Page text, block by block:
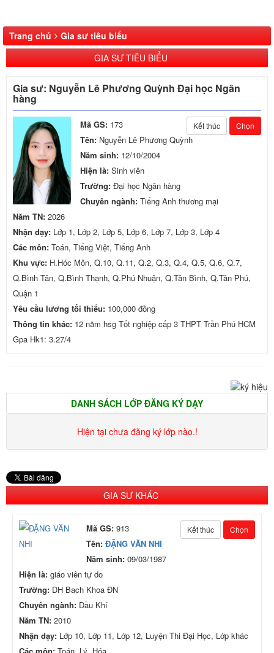
Trang chủ
Gia sư tiêu biểu
GIA SƯ TIÊU BIỂU
Gia sư: Nguyễn Lê Phương Quỳnh Đại học Ngân
hàng
Kết thúc Chọn
Mã GS: 173
Tên: Nguyễn Lê Phương Quỳnh
Năm sinh: 12/10/2004
Hiện là: Sinh viên
Trường: Đại học Ngân hàng
Chuyên ngành: Tiếng Anh thương mại
Năm TN: 2026
Nhận dạy: Lớp 1, Lớp 2, Lớp 5, Lớp 6, Lớp 7, Lớp 3, Lớp 4
Các môn: Toán, Tiếng Việt, Tiếng Anh
Khu vực: H.Hóc Môn, Q.10, Q.11, Q.2, Q.3, Q.4, Q.5, Q.6, Q.7,
Q.Bình Tân, Q.Bình Thạnh, Q.Phú Nhuận, Q.Tân Bình, Q.Tân Phú,
Quận 1
Yêu cầu lương tối thiểu: 100,000 đồng
Thông tin khác: 12 năm hsg Tốt nghiệp cấp 3 THPT Trần Phú HCM
Gpa Hk1: 3.27/4
DANH SÁCH LỚP ĐĂNG KÝ DẠY
Hiện tại chưa đăng ký lớp nào.!
GIA SƯ KHÁC
Kết thúc Chọn
Mã GS: 913
Tên: ĐẶNG VĂN NHI
Năm sinh: 09/03/1987
Hiện là: giáo viên tự do
Trường: DH Bach Khoa ĐN
Chuyên ngành: Dầu Khí
Năm TN: 2010
Nhận dạy: Lớp 10, Lớp 11, Lớp 12, Luyện Thi Đại Học, Lớp khác
Các môn: Toán, Lý, Hóa